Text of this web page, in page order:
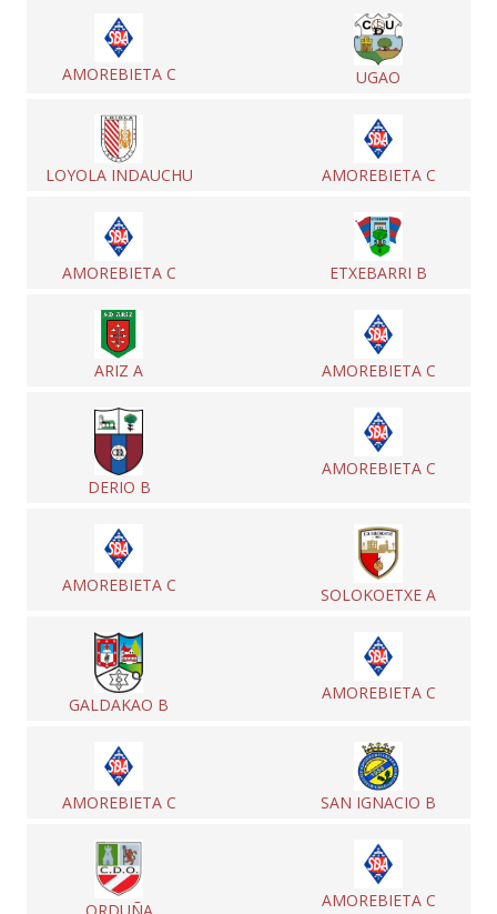
AMOREBIETA C UGAO
LOYOLA INDAUCHU AMOREBIETA C
AMOREBIETA C ETXEBARRI B
ARIZ A AMOREBIETA C
DERIO B
AMOREBIETA C
AMOREBIETA C SOLOKOETXE A
GALDAKAO B
AMOREBIETA C
AMOREBIETA C SAN IGNACIO B
AMOREBIETA C